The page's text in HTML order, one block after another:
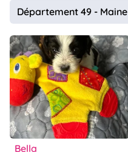
Connexion
Département 49 -
bella